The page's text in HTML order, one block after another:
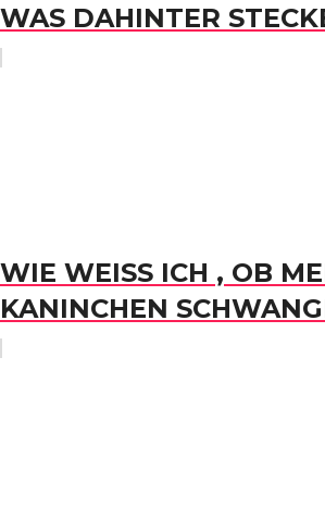
WAS DAHINTER
WIE WEISS ICH , OB
ANINCHEN